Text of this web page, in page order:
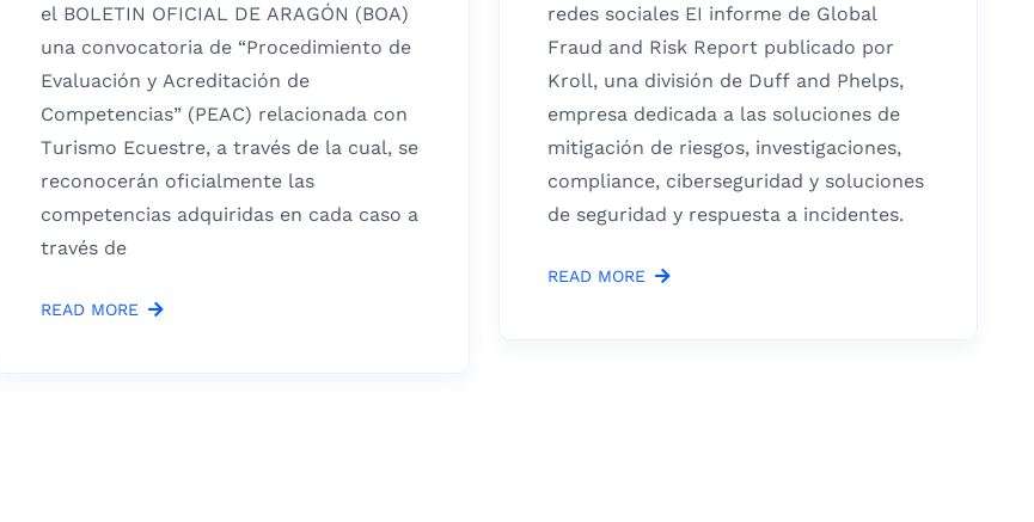
el BOLETIN OFICIAL DE ARAGÓN (BOA)
una convocatoria de “Procedimiento de
Evaluación y Acreditación de
Competencias” (PEAC) relacionada con
Turismo Ecuestre, a través de la cual, se
reconocerán oficialmente las
competencias adquiridas en cada caso a
través de
READ MORE
redes sociales EI informe de Global
Fraud and Risk Report publicado por
Kroll, una división de Duff and Phelps,
empresa dedicada a las soluciones de
mitigación de riesgos, investigaciones,
compliance, ciberseguridad y soluciones
de seguridad y respuesta a incidentes.
READ MORE